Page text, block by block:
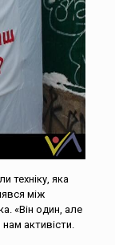
техніку, яка
між
«Він один, але
активісти.